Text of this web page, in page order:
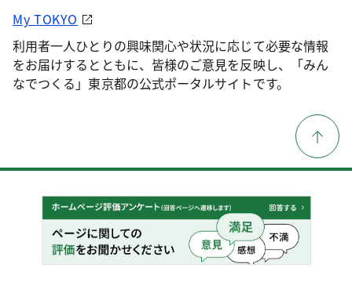
My TOKYO
利用者一人ひとりの興味関心や状況に応じて必要な情報
をお届けするとともに、皆様のご意見を反映し、「みん
なでつくる」東京都の公式ポータルサイトです。